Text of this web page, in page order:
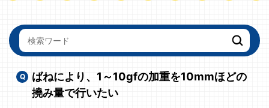
ばねにより、1～10gfの加重を10mmほどの
撓み量で行いたい